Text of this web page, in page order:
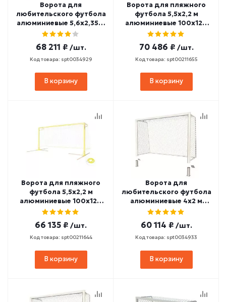
Ворота для
любительского футбола
алюминиевые 5,6х2,35 м
мобильные 100х120 мм
560-1P)
68 211 ₽ /шт.
Код товара: spt0034929
В корзину
Ворота для пляжного
футбола 5,5х2,2 м
алюминиевые 100х120
мм стационарные
550-2P)
70 486 ₽ /шт.
Код товара: spt00211655
В корзину
Ворота для пляжного
футбола 5,5х2,2 м
алюминиевые 100х120
мм стационарные
550-1P)
66 135 ₽ /шт.
Код товара: spt00211644
В корзину
Ворота для
любительского футбола
алюминиевые 4х2 м
стационарные 100х120
400-2P)
60 114 ₽ /шт.
Код товара: spt0034933
В корзину